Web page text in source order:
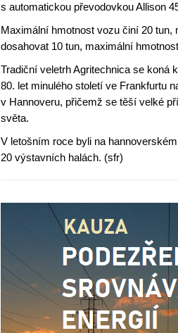
s automatickou převodovkou Allison
Maximální hmotnost vozu činí 20
dosahovat 10 tun, maximální
Tradiční veletrh Agritechnica se koná
80. let minulého století ve Frankfurtu
v Hannoveru, přičemž se těší velké
světa.
V letošním roce byli na
20 výstavních halách. (sfr)